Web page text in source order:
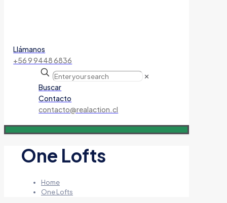
Llámanos
+56 9 9448 6836
✕
Buscar
Contacto
contacto@realaction.cl
One Lofts
Home
One Lofts